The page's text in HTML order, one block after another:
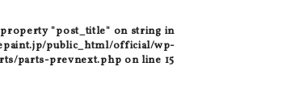
"post_title" on string in
public_html/official/wp-
parts-prevnext.php on line 15